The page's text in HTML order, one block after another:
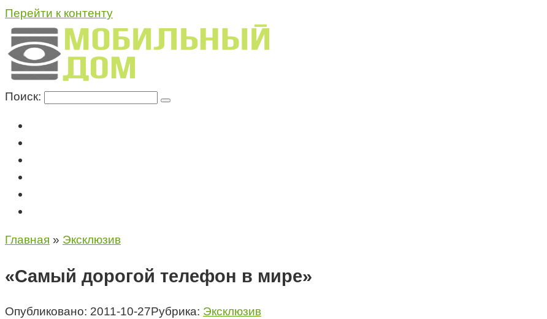
Перейти к контенту
Поиск:
Главная » Эксклюзив
«Самый дорогой телефон в мире»
Опубликовано: 2011-10-27Рубрика: Эксклюзив